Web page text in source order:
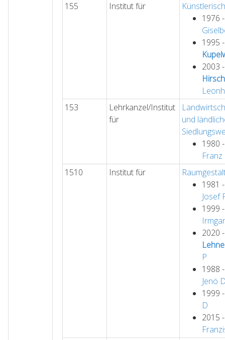
155
Institut für
1976
1995
2003
153
Lehrkanzel/Institut
für
und
1980
Franz
1510
Institut für
1981
Josef
1999
2020
P
1988
Jenö
1999
D
2015